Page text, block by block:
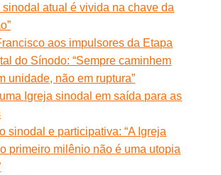
sinodal atual é vivida na chave da
aos impulsores da Etapa
do Sínodo: “Sempre caminhem
unidade, não em ruptura”
Igreja sinodal em saída para as
sinodal e participativa: “A Igreja
primeiro milênio não é uma utopia